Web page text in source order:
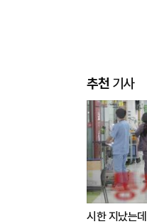
추천기사
시한 지났는